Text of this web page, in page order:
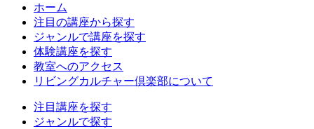
ホーム
注目の講座から探す
ジャンルで講座を探す
体験講座を探す
教室へのアクセス
リビングカルチャー倶楽部について
注目講座を探す
ジャンルで探す